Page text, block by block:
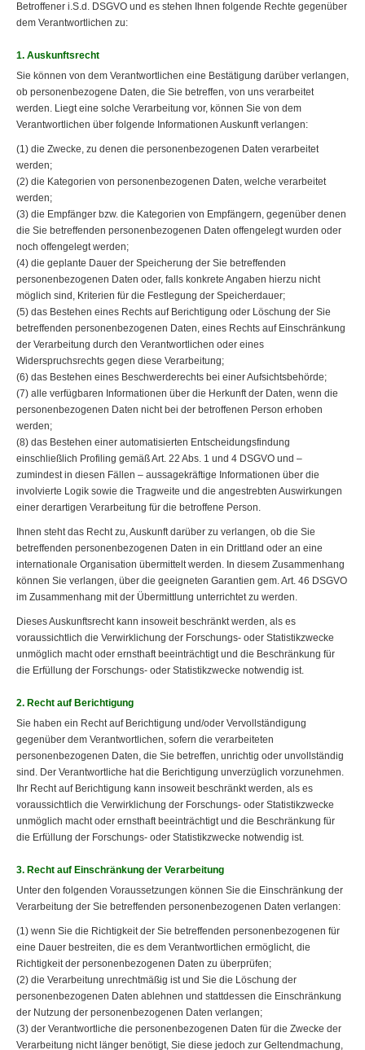
Betroffener i.S.d. DSGVO und es stehen Ihnen folgende Rechte gegenüber
dem Verantwortlichen zu:
1. Auskunftsrecht
Sie können von dem Verantwortlichen eine Bestätigung darüber verlangen,
ob personenbezogene Daten, die Sie betreffen, von uns verarbeitet
werden. Liegt eine solche Verarbeitung vor, können Sie von dem
Verantwortlichen über folgende Informationen Auskunft verlangen:
(1) die Zwecke, zu denen die personenbezogenen Daten verarbeitet
werden;
(2) die Kategorien von personenbezogenen Daten, welche verarbeitet
werden;
(3) die Empfänger bzw. die Kategorien von Empfängern, gegenüber denen
die Sie betreffenden personenbezogenen Daten offengelegt wurden oder
noch offengelegt werden;
(4) die geplante Dauer der Speicherung der Sie betreffenden
personenbezogenen Daten oder, falls konkrete Angaben hierzu nicht
möglich sind, Kriterien für die Festlegung der Speicherdauer;
(5) das Bestehen eines Rechts auf Berichtigung oder Löschung der Sie
betreffenden personenbezogenen Daten, eines Rechts auf Einschränkung
der Verarbeitung durch den Verantwortlichen oder eines
Widerspruchsrechts gegen diese Verarbeitung;
(6) das Bestehen eines Beschwerderechts bei einer Aufsichtsbehörde;
(7) alle verfügbaren Informationen über die Herkunft der Daten, wenn die
personenbezogenen Daten nicht bei der betroffenen Person erhoben
werden;
(8) das Bestehen einer automatisierten Entscheidungsfindung
einschließlich Profiling gemäß Art. 22 Abs. 1 und 4 DSGVO und –
zumindest in diesen Fällen – aussagekräftige Informationen über die
involvierte Logik sowie die Tragweite und die angestrebten Auswirkungen
einer derartigen Verarbeitung für die betroffene Person.
Ihnen steht das Recht zu, Auskunft darüber zu verlangen, ob die Sie
betreffenden personenbezogenen Daten in ein Drittland oder an eine
internationale Organisation übermittelt werden. In diesem Zusammenhang
können Sie verlangen, über die geeigneten Garantien gem. Art. 46 DSGVO
im Zusammenhang mit der Übermittlung unterrichtet zu werden.
Dieses Auskunftsrecht kann insoweit beschränkt werden, als es
voraussichtlich die Verwirklichung der Forschungs- oder Statistikzwecke
unmöglich macht oder ernsthaft beeinträchtigt und die Beschränkung für
die Erfüllung der Forschungs- oder Statistikzwecke notwendig ist.
2. Recht auf Berichtigung
Sie haben ein Recht auf Berichtigung und/oder Vervollständigung
gegenüber dem Verantwortlichen, sofern die verarbeiteten
personenbezogenen Daten, die Sie betreffen, unrichtig oder unvollständig
sind. Der Verantwortliche hat die Berichtigung unverzüglich vorzunehmen.
Ihr Recht auf Berichtigung kann insoweit beschränkt werden, als es
voraussichtlich die Verwirklichung der Forschungs- oder Statistikzwecke
unmöglich macht oder ernsthaft beeinträchtigt und die Beschränkung für
die Erfüllung der Forschungs- oder Statistikzwecke notwendig ist.
3. Recht auf Einschränkung der Verarbeitung
Unter den folgenden Voraussetzungen können Sie die Einschränkung der
Verarbeitung der Sie betreffenden personenbezogenen Daten verlangen:
(1) wenn Sie die Richtigkeit der Sie betreffenden personenbezogenen für
eine Dauer bestreiten, die es dem Verantwortlichen ermöglicht, die
Richtigkeit der personenbezogenen Daten zu überprüfen;
(2) die Verarbeitung unrechtmäßig ist und Sie die Löschung der
personenbezogenen Daten ablehnen und stattdessen die Einschränkung
der Nutzung der personenbezogenen Daten verlangen;
(3) der Verantwortliche die personenbezogenen Daten für die Zwecke der
Verarbeitung nicht länger benötigt, Sie diese jedoch zur Geltendmachung,